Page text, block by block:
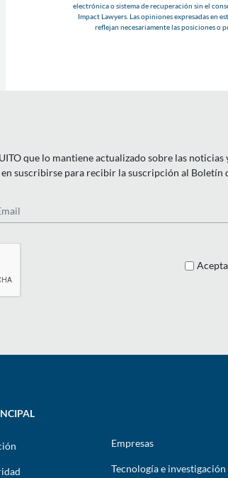
electrónica o sistema de recuperación sin el
Impact Lawyers. Las opiniones expresadas en
reflejan necesariamente las posiciones o
que lo mantiene actualizado sobre las
suscribirse para recibir la suscripción al Boletín
Empresas
Tecnología e investigación